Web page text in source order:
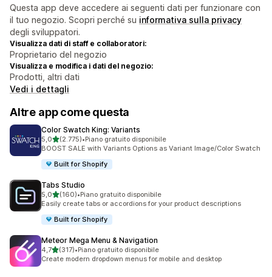
Questa app deve accedere ai seguenti dati per funzionare con
il tuo negozio. Scopri perché su informativa sulla privacy
degli sviluppatori.
Visualizza dati di staff e collaboratori:
Proprietario del negozio
Visualizza e modifica i dati del negozio:
Prodotti, altri dati
Vedi i dettagli
Altre app come questa
Color Swatch King: Variants
5,0stelle su 5
(2.775)
2775 recensioni totali
•Piano gratuito disponibile
BOOST SALE with Variants Options as Variant Image/Color Swatch
Built for Shopify
Tabs Studio
5,0stelle su 5
(160)
160 recensioni totali
•Piano gratuito disponibile
Easily create tabs or accordions for your product descriptions
Built for Shopify
Meteor Mega Menu & Navigation
4,7stelle su 5
(317)
317 recensioni totali
•Piano gratuito disponibile
Create modern dropdown menus for mobile and desktop